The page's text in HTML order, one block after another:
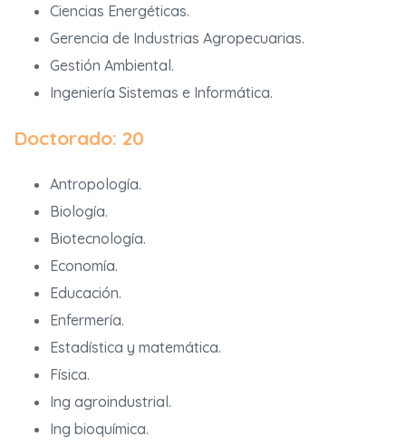
Ciencias Energéticas.
Gerencia de Industrias Agropecuarias.
Gestión Ambiental.
Ingeniería Sistemas e Informática.
Doctorado: 20
Antropología.
Biología.
Biotecnología.
Economía.
Educación.
Enfermería.
Estadística y matemática.
Física.
Ing agroindustrial.
Ing bioquímica.